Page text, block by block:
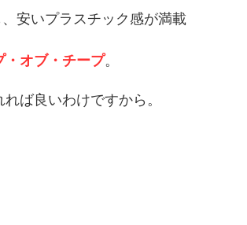
安いプラスチック感が満載
・オブ・チープ。
ば良いわけですから。